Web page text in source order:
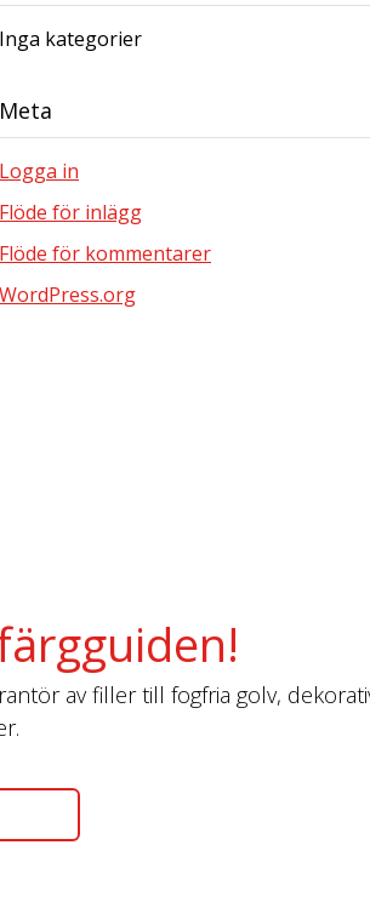
Inga kategorier
Meta
Logga in
Flöde för inlägg
Flöde för kommentarer
WordPress.org
av filler till fogfria golv,